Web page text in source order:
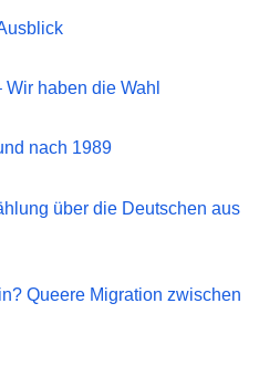
haben die Wahl
nach 1989
über die Deutschen aus
Queere Migration zwischen